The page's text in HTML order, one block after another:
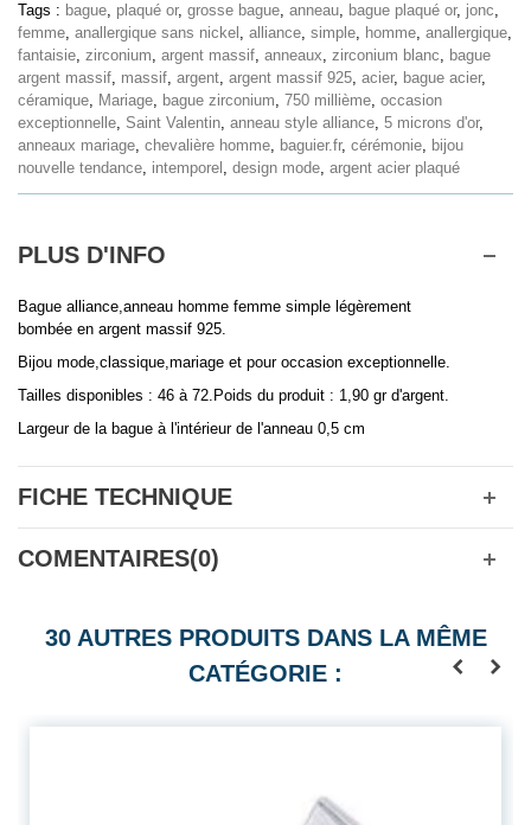
Tags : bague, plaqué or, grosse bague, anneau, bague plaqué or, jonc,
femme, anallergique sans nickel , alliance, simple, homme, anallergique,
fantaisie, zirconium, argent massif, anneaux, zirconium blanc, bague
argent massif, massif, argent, argent massif 925, acier, bague acier,
céramique, Mariage, bague zirconium, 750 millième, occasion
exceptionnelle, Saint Valentin, anneau style alliance, 5 microns d'or,
anneaux mariage, chevalière homme, baguier.fr, cérémonie, bijou
nouvelle tendance, intemporel , design mode, argent acier plaqué
PLUS D'INFO
Bague alliance,anneau homme femme simple légèrement
bombée en argent massif 925.
Bijou mode,classique,mariage et pour occasion exceptionnelle.
Tailles disponibles : 46 à 72.Poids du produit : 1,90 gr d'argent.
Largeur de la bague à l'intérieur de l'anneau 0,5 cm
FICHE TECHNIQUE
COMENTAIRES(0)
30 AUTRES PRODUITS DANS LA MÊME
CATÉGORIE :